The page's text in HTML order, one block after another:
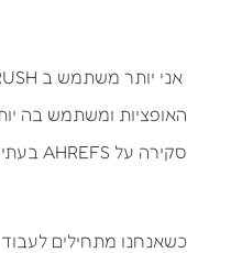
האופציות ומשתמש בה
סקירה על AHREFS בעתיד…
כשאנחנו מתחילים